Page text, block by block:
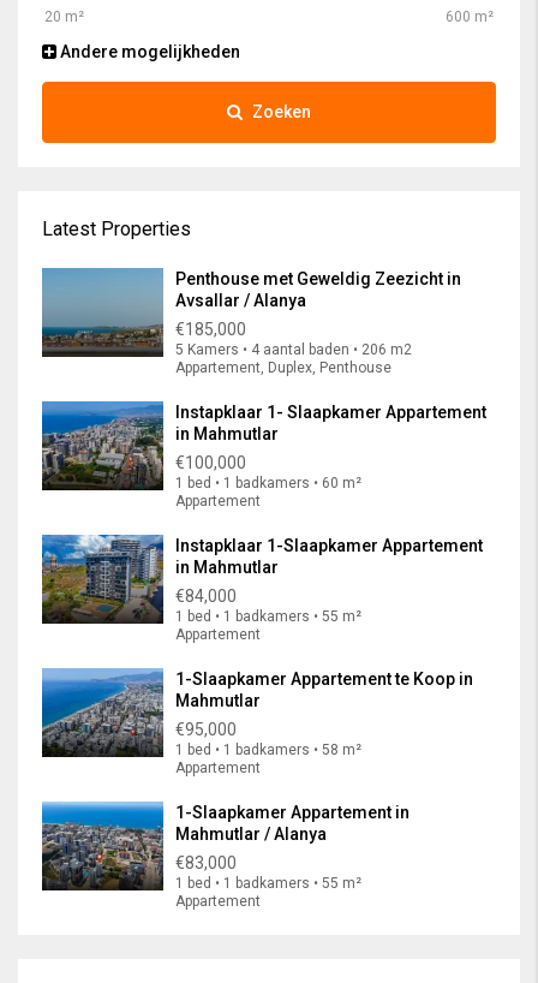
Andere mogelijkheden
Zoeken
Latest Properties
Penthouse met Geweldig Zeezicht in
Avsallar / Alanya
€185,000
5 Kamers • 4 aantal baden • 206 m2
Appartement, Duplex, Penthouse
Instapklaar 1- Slaapkamer Appartement
in Mahmutlar
€100,000
1 bed • 1 badkamers • 60 m²
Appartement
Instapklaar 1-Slaapkamer Appartement
in Mahmutlar
€84,000
1 bed • 1 badkamers • 55 m²
Appartement
1-Slaapkamer Appartement te Koop in
Mahmutlar
€95,000
1 bed • 1 badkamers • 58 m²
Appartement
1-Slaapkamer Appartement in
Mahmutlar / Alanya
€83,000
1 bed • 1 badkamers • 55 m²
Appartement